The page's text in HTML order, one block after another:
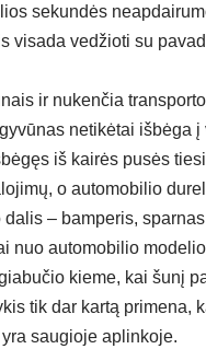
sekundės
visada vedžioti su
ir nukenčia
netikėtai išbėga
iš kairės pusės
o automobilio
– bamperis,
nuo automobilio
kieme, kai šunį
tik dar kartą primena,
saugioje aplinkoje.